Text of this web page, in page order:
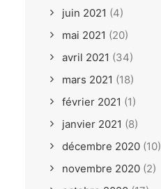
juin 2021 (4)
mai 2021 (20)
avril 2021 (34)
mars 2021 (18)
février 2021 (1)
janvier 2021 (8)
décembre 2020 (10)
novembre 2020 (2)